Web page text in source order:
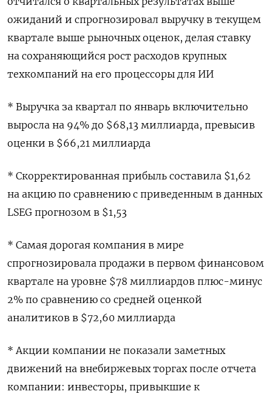
ожиданий ‌и спрогнозировал выручку в текущем
квартале выше рыночных оценок, делая ставку
на сохраняющийся рост ​расходов ​крупных ​
техкомпаний на его процессоры ⁠для ИИ
* Выручка ‌за квартал по ‌январь включительно
выросла на 94% до $68,13 миллиарда, ​превысив
оценки в $66,21 миллиарда
* ‌Скорректированная прибыль составила $1,62
на акцию ​по сравнению с приведенным в данных
LSEG ‌прогнозом в $1,53
* Самая дорогая компания в мире
спрогнозировала продажи ​в первом финансовом
квартале ​на ‌уровне $78 миллиардов плюс-минус
2% по сравнению ​со средней оценкой
аналитиков в $72,60 миллиарда
* Акции компании не показали заметных
движений на внебиржевых торгах после отчета
компании: инвесторы, привыкшие к